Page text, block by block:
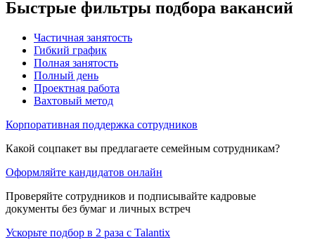
Быстрые фильтры подбора вакансий
Частичная занятость
Гибкий график
Полная занятость
Полный день
Проектная работа
Вахтовый метод
Корпоративная поддержка сотрудников
Какой соцпакет вы предлагаете семейным сотрудникам?
Оформляйте кандидатов онлайн
Проверяйте сотрудников и подписывайте кадровые
документы без бумаг и личных встреч
Ускорьте подбор в 2 раза с Talantix